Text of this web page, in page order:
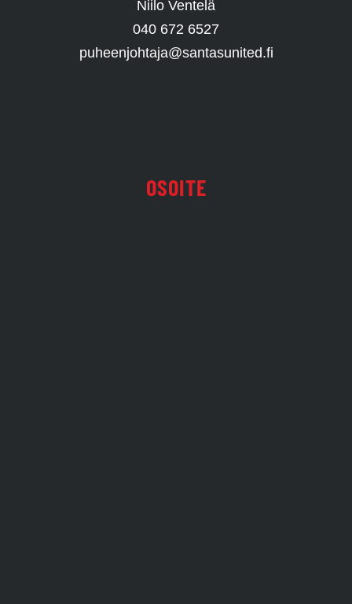
Niilo Ventelä
040 672 6527
puheenjohtaja@santasunited.fi
OSOITE